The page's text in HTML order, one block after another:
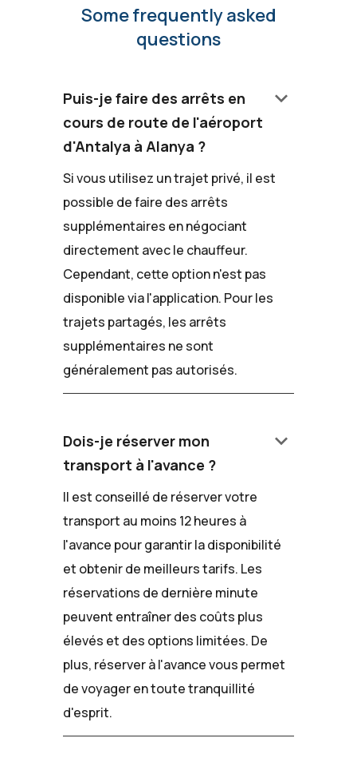
Some frequently asked
questions
Puis-je faire des arrêts en
cours de route de l'aéroport
d'Antalya à Alanya ?
keyboard_arrow_down
Si vous utilisez un trajet privé, il est
possible de faire des arrêts
supplémentaires en négociant
directement avec le chauffeur.
Cependant, cette option n'est pas
disponible via l'application. Pour les
trajets partagés, les arrêts
supplémentaires ne sont
généralement pas autorisés.
Dois-je réserver mon
transport à l'avance ?
keyboard_arrow_down
Il est conseillé de réserver votre
transport au moins 12 heures à
l'avance pour garantir la disponibilité
et obtenir de meilleurs tarifs. Les
réservations de dernière minute
peuvent entraîner des coûts plus
élevés et des options limitées. De
plus, réserver à l'avance vous permet
de voyager en toute tranquillité
d'esprit.